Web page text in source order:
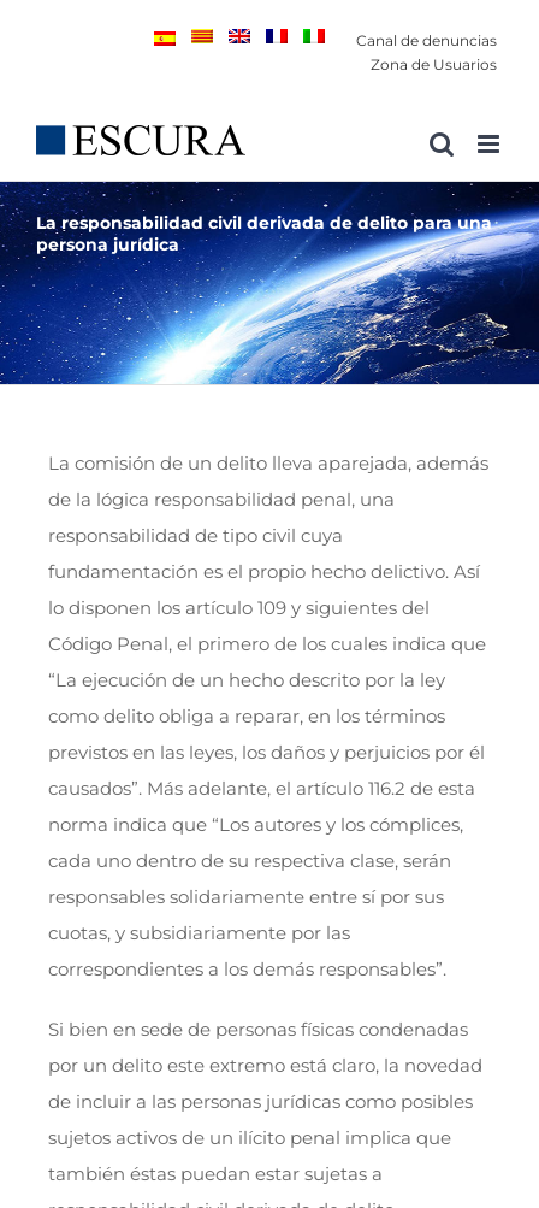
Canal de denuncias
Zona de Usuarios
La responsabilidad civil derivada de delito para una
persona jurídica
La comisión de un delito lleva aparejada, además
de la lógica responsabilidad penal, una
responsabilidad de tipo civil cuya
fundamentación es el propio hecho delictivo. Así
lo disponen los artículo 109 y siguientes del
Código Penal, el primero de los cuales indica que
“La ejecución de un hecho descrito por la ley
como delito obliga a reparar, en los términos
previstos en las leyes, los daños y perjuicios por él
causados”. Más adelante, el artículo 116.2 de esta
norma indica que “Los autores y los cómplices,
cada uno dentro de su respectiva clase, serán
responsables solidariamente entre sí por sus
cuotas, y subsidiariamente por las
correspondientes a los demás responsables”.
Si bien en sede de personas físicas condenadas
por un delito este extremo está claro, la novedad
de incluir a las personas jurídicas como posibles
sujetos activos de un ilícito penal implica que
también éstas puedan estar sujetas a